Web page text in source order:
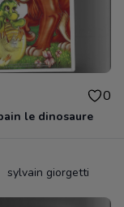
0
le dinosaure
sylvain giorgetti